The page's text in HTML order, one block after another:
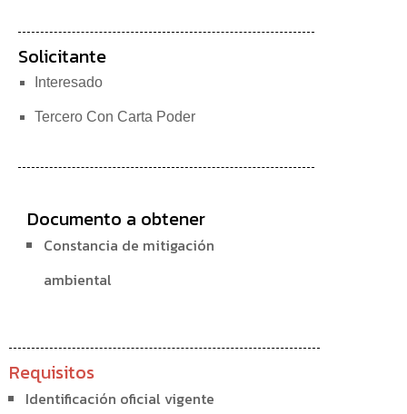
Documento a obtener
Constancia de mitigación
ambiental
Requisitos
Identificación oficial vigente
Solicitante
Interesado
Tercero Con Carta Poder